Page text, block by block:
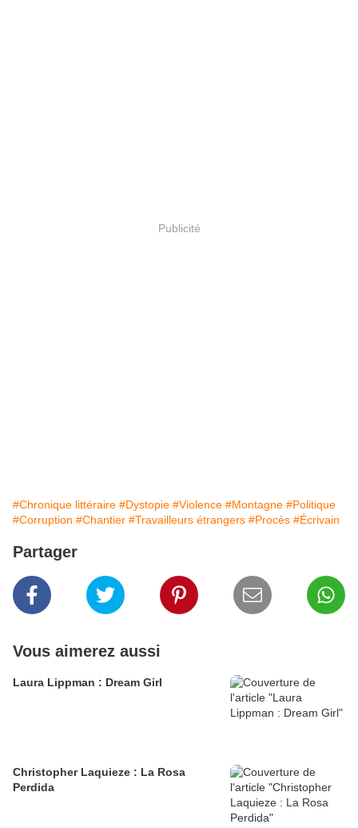
Publicité
#Chronique littéraire #Dystopie #Violence #Montagne #Politique
#Corruption #Chantier #Travailleurs étrangers #Procès #Écrivain
Partager
Vous aimerez aussi
Laura Lippman : Dream Girl
Christopher Laquieze : La Rosa
Perdida